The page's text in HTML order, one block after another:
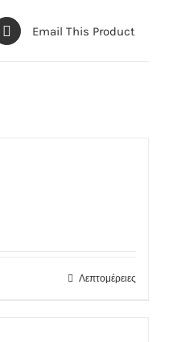
Email This Product
Λεπτομέρειες